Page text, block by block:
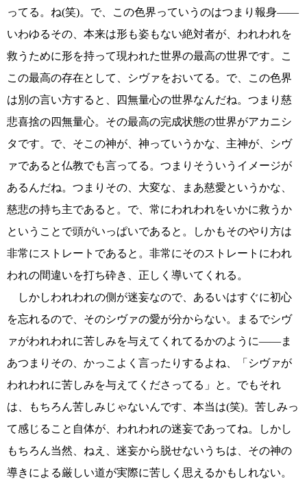
ってる。ね(笑)。で、この色界っていうのはつまり報身――
いわゆるその、本来は形も姿もない絶対者が、われわれを
救うために形を持って現われた世界の最高の世界です。こ
この最高の存在として、シヴァをおいてる。で、この色界
は別の言い方すると、四無量心の世界なんだね。つまり慈
悲喜捨の四無量心。その最高の完成状態の世界がアカニシ
タです。で、そこの神が、神っていうかな、主神が、シヴ
ァであると仏教でも言ってる。つまりそういうイメージが
あるんだね。つまりその、大変な、まあ慈愛というかな、
慈悲の持ち主であると。で、常にわれわれをいかに救うか
ということで頭がいっぱいであると。しかもそのやり方は
非常にストレートであると。非常にそのストレートにわれ
われの間違いを打ち砕き、正しく導いてくれる。
しかしわれわれの側が迷妄なので、あるいはすぐに初心
を忘れるので、そのシヴァの愛が分からない。まるでシヴ
ァがわれわれに苦しみを与えてくれてるかのように――ま
あつまりその、かっこよく言ったりするよね、「シヴァが
われわれに苦しみを与えてくださってる」と。でもそれ
は、もちろん苦しみじゃないんです、本当は(笑)。苦しみっ
て感じること自体が、われわれの迷妄であってね。しかし
もちろん当然、ねえ、迷妄から脱せないうちは、その神の
導きによる厳しい道が実際に苦しく思えるかもしれない。